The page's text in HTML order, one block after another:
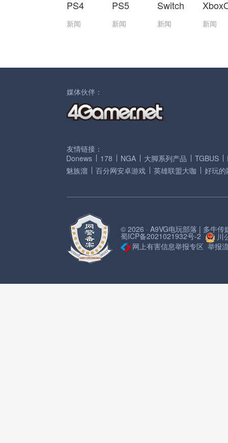
PS4
新闻
PS5
新闻
Switch
新闻 新闻
媒体伙伴：
友情链接：
Donews
178 NGA 大脚系列产品 TGBUS
魅族溜
百分网安卓游戏 英雄联盟大咖 好玩的
© 2026 · A9VG电玩部落 | 多牛传
蜀ICP备2021021932号-2
川
网上有害信息举报专区 举报